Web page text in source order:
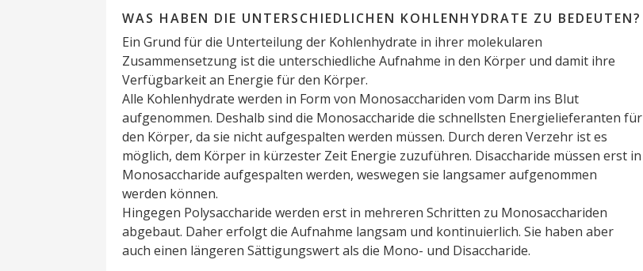
WAS HABEN DIE UNTERSCHIEDLICHEN KOHLENHYDRATE ZU BEDEUTEN?
Ein Grund für die Unterteilung der Kohlenhydrate in ihrer molekularen
Zusammensetzung ist die unterschiedliche Aufnahme in den Körper und damit ihre
Verfügbarkeit an Energie für den Körper.
Alle Kohlenhydrate werden in Form von Monosacchariden vom Darm ins Blut
aufgenommen. Deshalb sind die Monosaccharide die schnellsten Energielieferanten für
den Körper, da sie nicht aufgespalten werden müssen. Durch deren Verzehr ist es
möglich, dem Körper in kürzester Zeit Energie zuzuführen. Disaccharide müssen erst in
Monosaccharide aufgespalten werden, weswegen sie langsamer aufgenommen
werden können.
Hingegen Polysaccharide werden erst in mehreren Schritten zu Monosacchariden
abgebaut. Daher erfolgt die Aufnahme langsam und kontinuierlich. Sie haben aber
auch einen längeren Sättigungswert als die Mono- und Disaccharide.